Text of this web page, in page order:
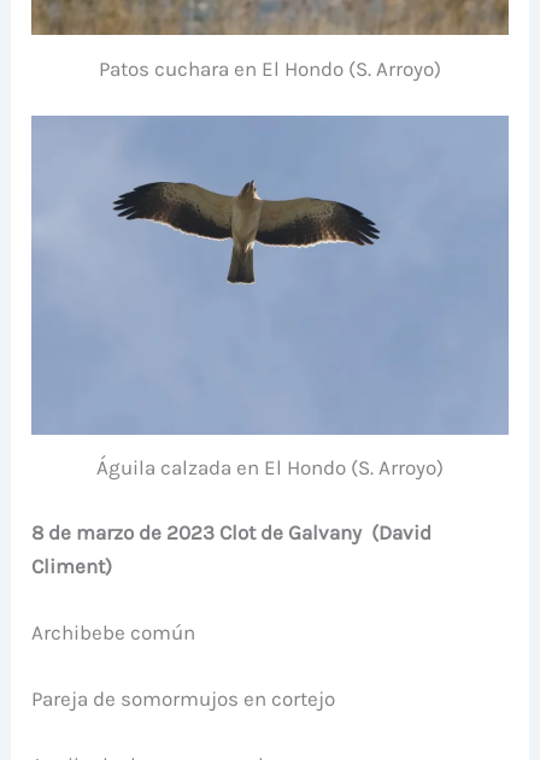
Patos cuchara en El Hondo (S. Arroyo)
Águila calzada en El Hondo (S. Arroyo)
8 de marzo de 2023 Clot de Galvany (David
Climent)
Archibebe común
Pareja de somormujos en cortejo